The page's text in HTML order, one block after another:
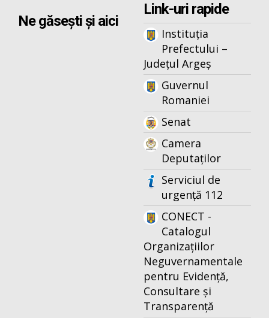
Ne găsești și aici
Link-uri rapide
Instituția
Prefectului –
Județul Argeș
Guvernul
Romaniei
Senat
Camera
Deputaților
Serviciul de
urgență 112
CONECT -
Catalogul
Organizațiilor
Neguvernamentale
pentru Evidență,
Consultare și
Transparență